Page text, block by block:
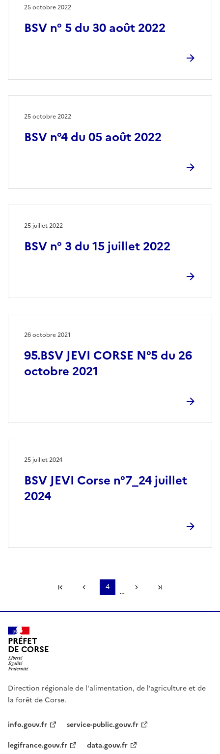
BSV n° 5 du 30 août 2022
25 octobre 2022
BSV n°4 du 05 août 2022
25 octobre 2022
BSV n° 3 du 15 juillet 2022
25 juillet 2022
95.BSV JEVI CORSE N°5 du 26
octobre 2021
26 octobre 2021
BSV JEVI Corse n°7_24 juillet
2024
25 juillet 2024
Première pagePage précédente
4 … Page suivante
PRÉFET
DE CORSE
Direction régionale de l'alimentation, de l’agriculture et de
la forêt de Corse.
info.gouv.fr
service-public.gouv.fr
legifrance.gouv.fr
data.gouv.fr